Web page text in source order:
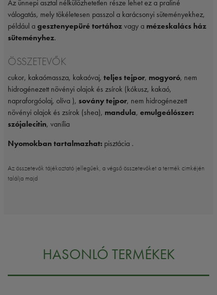
Az ünnepi asztal nélkülözhetetlen része lehet ez a praliné
válogatás, mely tökéletesen passzol a karácsonyi süteményekhez,
például a gesztenyepüré tortához vagy a mézeskalács ház
süteményhez.
ÖSSZETEVŐK
cukor, kakaómassza, kakaóvaj, teljes tejpor, mogyoró, nem
hidrogénezett növényi olajok és zsírok (kókusz, kakaó,
napraforgóolaj, olíva ), sovány tejpor, nem hidrogénezett
növényi olajok és zsírok (shea), mandula, emulgeálószer:
szójalecitin, vanília
Nyomokban tartalmazhat: pisztácia .
Az összetevők tájékoztató jellegűek, a végső összetevőket a termék cimkéjén
találja majd
HASONLÓ TERMÉKEK